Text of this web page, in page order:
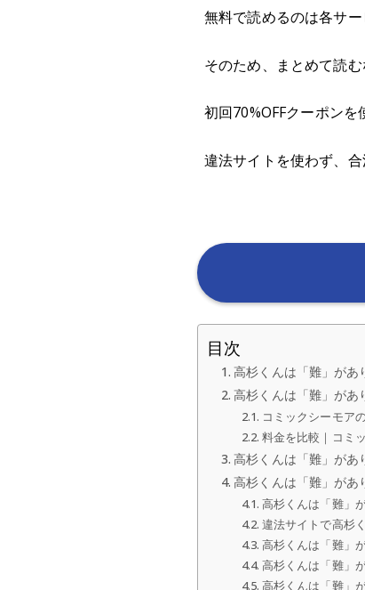
無料で読めるのは各サ
そのため、まとめて読
初回70%OFFクーポン
違法サイトを使わず、
目次
高杉くんは「難」があ
高杉くんは「難」があ
コミックシーモア
料金を比較｜コミ
高杉くんは「難」があ
高杉くんは「難」があ
高杉くんは「難」
違法サイトで高杉
高杉くんは「難」
高杉くんは「難」
高杉くんは「難」